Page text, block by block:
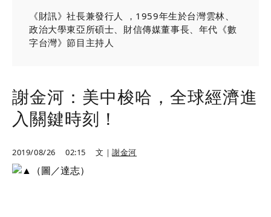
《財訊》社長兼發行人 ，1959年生於台灣雲林、
政治大學東亞所碩士、財信傳媒董事長、年代《數
字台灣》節目主持人
謝金河：美中梭哈，全球經濟進
入關鍵時刻！
2019/08/26 02:15 文｜謝金河